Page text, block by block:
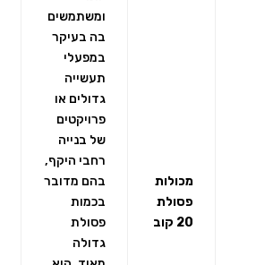
מכולות
פסולת
20 קוב
ומשתמשים
בה בעיקר
במפעלי
תעשייה
גדולים או
פרויקטים
של בנייה
רחבי היקף,
בהם מדובר
בכמות
פסולת
גדולה